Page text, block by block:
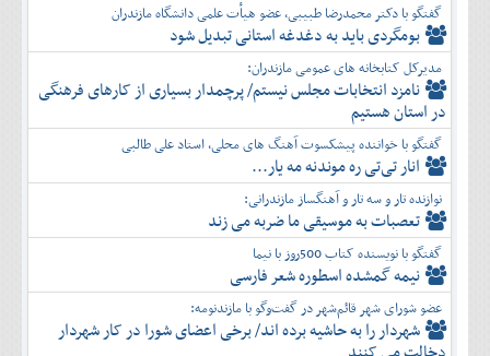
گفتگو با دکتر محمدرضا طبیبی، عضو هیأت علمی دانشگاه مازندران
بومگردی باید به دغدغه استانی تبدیل شود
مدیرکل کتابخانه های عمومی مازندران:
نامزد انتخابات مجلس نیستم/ پرچمدار بسیاری از کارهای فرهنگی
در استان هستیم
گفتگو با خواننده پیشکسوت آهنگ های محلی، استاد علی طالبی
انار تی‌تی ره موندنه مه یار...
نوازنده تار و سه تار و آهنگساز مازندرانی:
تعصبات به موسیقی ما ضربه می زند
گفتگو با نویسنده کتاب 500روز با نیما
نیمه گمشده اسطوره شعر فارسی
عضو شورای شهر قائم‌شهر در گفت‌و‌گو با مازندنومه:
شهردار را به حاشیه برده اند/ برخی اعضای شورا در کار شهردار